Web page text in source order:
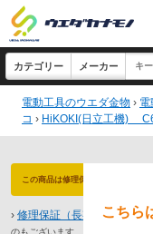
電動工具のウエダ金物 › 電
コ › HiKOKI(日立工機)
この商品は修理保証 対象商品です
› 修理保証（長期保証）とは
のもございます
こちら